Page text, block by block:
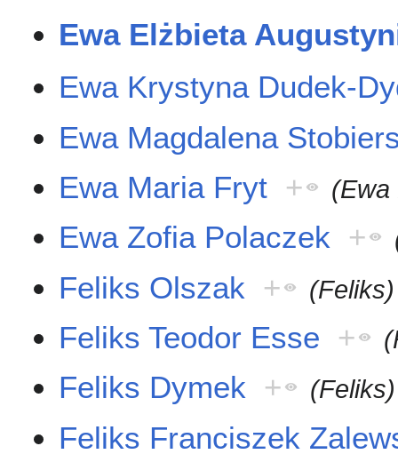
Ewa Elżbieta
Ewa Krystyna Dudek-
Ewa Magdalena
Ewa Maria Fryt + (Ewa
Ewa Zofia Polaczek +
Feliks Olszak + (Feliks)
Feliks Teodor Esse +
Feliks Dymek + (Feliks)
Feliks Franciszek